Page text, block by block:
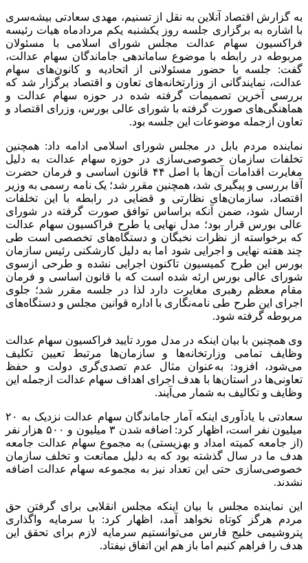
به گزارش اقتصاد آنلاین به نقل از تسنیم، مهدی سعادتی بیشه‌سری
با اشاره به برگزاری جلسه روز یکشنبه یکم مردادماه هیات رئیسه
فراکسیون سهام عدالت مجلس شورای اسلامی با مسئولان
مربوطه در رابطه با موضوع ساماندهی جاماندگان سهام عدالت،
گفت: جلسه با حضور مسئولانی از اتحادیه و کانون‌های سهام
عدالت، نمایندگانی از وزارتخانه‌های تعاون و اقتصاد برگزار شد که
بررسی آخرین تصمیمات گرفته شده در حوزه سهام عدالت و
هماهنگی‌های صورت گرفته با شورای عالی بورس، وزرای اقتصاد و
تعاون ازجمله موضوعات این جلسه بود.
نماینده مردم بابل در مجلس شورای اسلامی ادامه داد: همچنین
تخلفات سازمان خصوصی‌سازی در حوزه سهام عدالت به دلیل
مغایرت اقدامات آن‌ها با اصل ۴۴ قانون اساسی و فرمان حضرت
آقا بررسی و پیگیری شد، همچنین مقرر شد؛ یک نامه رسمی به وزیر
اقتصاد، سازمان‌های نظارتی و قضایی در رابطه با این تخلفات
ارسال شود، ضمن آنکه براساس توافق صورت گرفته در شورای
عالی بورس قرار بود؛ مدل نهایی یا طرح فراکسیون سهام عدالت
که برخواسته از نظرات نخبگان و دستگاه‌های تخصصی است طی
چند هفته نهایی و اجرایی شود اما به دلیل کارشکنی رئیس سازمان
بورس این طرح کمیسیون تاکنون اجرایی نشده و طرحی ازسوی
شورای عالی بورس ارئه شده است که با قانون اساسی و فرمان
مقام معظم رهبری مغایرت دارد لذا در جلسه مقرر شد؛ جلوی
اجرای این طرح طی نامه‌نگاری با اداره قوانین مجلس و دستگاه‌های
مربوطه گرفته شود.
وی همچنین با بیان اینکه در مدل مورد تایید فراکسیون سهام عدالت
وظایف تمامی وزارتخانه‌ها و سازمان‌ها مرتبط تعیین تکلیف
می‌شود، افزود: به‌عنوان مثال عدم تصدی‌گری دولت و حفظ
تعاونی‌ها در استان‌ها با هدف اجرای اهداف سهام عدالت ازجمله این
وظایف و تکالیف به شمار می‌آیند.
سعادتی با یادآوری اینکه آمار جاماندگان سهام عدالت نزدیک به ۲۰
میلیون نفر است، اظهار کرد: اضافه شدن ۳ میلیون و ۵۰۰ هزار نفر
(از جامعه کمیته امداد و بهزیستی) به مجموع سهام عدالت جامعه
هدف ما در سال گذشته بود که به دلیل ممانعت و تخلف سازمان
خصوصی‌سازی حتی این تعداد نیز به مجموعه سهام عدالت اضافه
نشدند.
این نماینده مجلس با بیان اینکه مجلس انقلابی برای گرفتن حق
مردم هرگز کوتاه نخواهد آمد، اظهار کرد: با سرمایه واگذاری
پتروشیمی خلیج فارس می‌توانستیم سرمایه لازم برای تحقق این
هدف را فراهم کنیم اما باز هم این اتفاق نیفتاد.